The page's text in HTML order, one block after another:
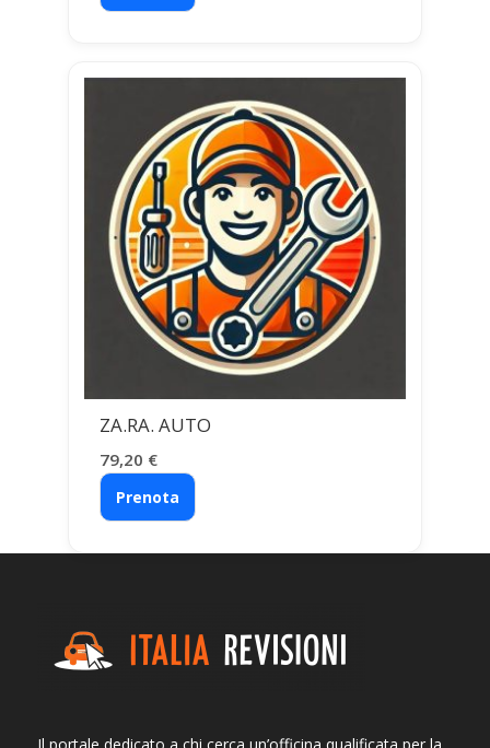
ZA.RA. AUTO
79,20 €
Prenota
Il portale dedicato a chi cerca un’officina qualificata per la